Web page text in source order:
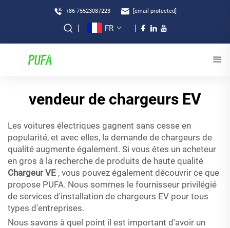
+86-75523087223 [email protected]
FR
vendeur de chargeurs EV
Les voitures électriques gagnent sans cesse en
popularité, et avec elles, la demande de chargeurs de
qualité augmente également. Si vous êtes un acheteur
en gros à la recherche de produits de haute qualité
Chargeur VE , vous pouvez également découvrir ce que
propose PUFA. Nous sommes le fournisseur privilégié
de services d'installation de chargeurs EV pour tous
types d'entreprises.
Nous savons à quel point il est important d'avoir un